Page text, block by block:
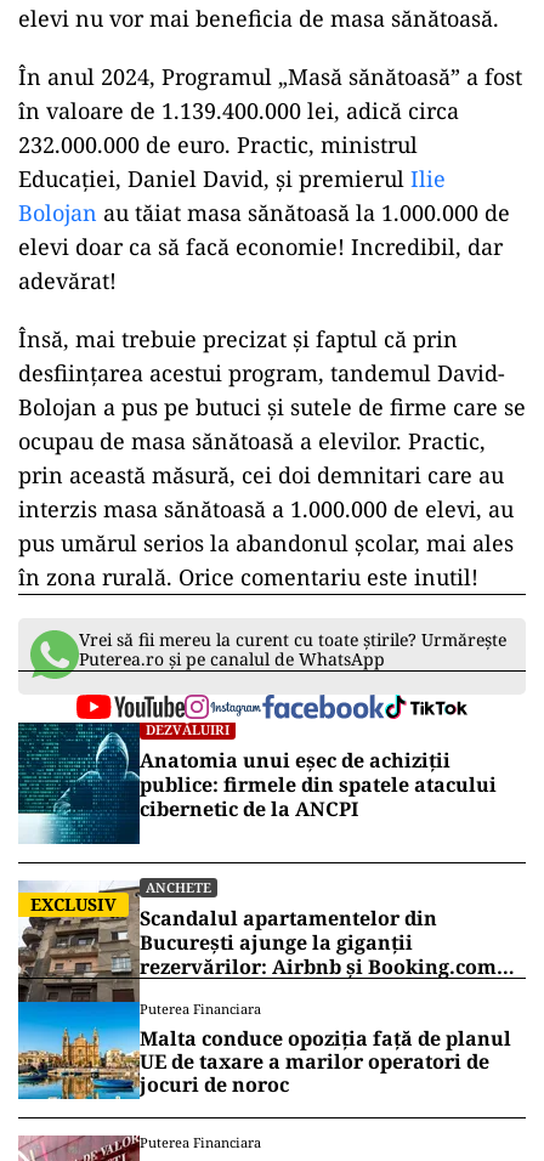
elevi nu vor mai beneficia de masa sănătoasă.
În anul 2024, Programul „Masă sănătoasă” a fost
în valoare de 1.139.400.000 lei, adică circa
232.000.000 de euro. Practic, ministrul
Educației, Daniel David, și premierul Ilie
Bolojan au tăiat masa sănătoasă la 1.000.000 de
elevi doar ca să facă economie! Incredibil, dar
adevărat!
Însă, mai trebuie precizat și faptul că prin
desființarea acestui program, tandemul David-
Bolojan a pus pe butuci și sutele de firme care se
ocupau de masa sănătoasă a elevilor. Practic,
prin această măsură, cei doi demnitari care au
interzis masa sănătoasă a 1.000.000 de elevi, au
pus umărul serios la abandonul școlar, mai ales
în zona rurală. Orice comentariu este inutil!
Vrei să fii mereu la curent cu toate știrile? Urmărește
Puterea.ro și pe canalul de WhatsApp
DEZVĂLUIRI
Anatomia unui eșec de achiziții
publice: firmele din spatele atacului
cibernetic de la ANCPI
EXCLUSIV
ANCHETE
Scandalul apartamentelor din
București ajunge la giganții
rezervărilor: Airbnb și Booking.com
Puterea Financiara
Malta conduce opoziția față de planul
UE de taxare a marilor operatori de
jocuri de noroc
Puterea Financiara